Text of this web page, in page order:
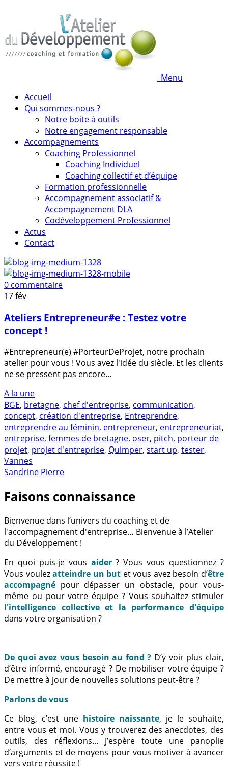
Menu
Accueil
Qui sommes-nous ?
Notre boite à outils
Notre engagement responsable
Accompagnements
Coaching Professionnel
Coaching Individuel
Coaching collectif et d’équipe
Formation professionnelle
Accompagnement associatif &
Accompagnement DLA
Codéveloppement Professionnel
Actus
Contact
0 commentaire
17fév
Ateliers Entrepreneur#e : Testez votre
concept !
#Entrepreneur(e) #PorteurDeProjet, notre prochain
atelier pour vous ! Vous avez l'idée du siècle. Et les clients
ne se pressent pas encore...
A la une
BGE, bretagne, chef d'entreprise, communication,
concept, création d'entreprise, Entreprendre,
entreprendre au féminin, entrepreneur, entrepreneuriat,
entreprise, femmes de bretagne, oser, pitch, porteur de
projet, projet d'entreprise, Quimper, start up, tester,
Vannes
Sandrine Pierre
Faisons connaissance
Bienvenue dans l’univers du coaching et de
l'accompagnement d'entreprise… Bienvenue à l’Atelier
du Développement !
En quoi puis-je vous aider? Vous vous questionnez ?
Vous voulezatteindre un but et vous avez besoin d’être
accompagné pour dépasser un obstacle, pour vous-
même ou pour votre équipe ? Vous souhaitez stimuler
l'intelligence collective et la performance d'équipe
dans votre organisation ?
De quoi avez vous besoin au fond ? D’y voir plus clair,
d’être informé, encouragé ? De mobiliser votre équipe ?
De mettre à jour de nouvelles solutions peut-être ?
Parlons de vous
Ce blog, c’est une histoire naissante, je le souhaite,
entre vous et moi. Vous y trouverez des anecdotes, des
outils, des réflexions… J’espère toute une panoplie
d’arguments et de moyens pour vous motiver à avancer
vers votre réussite !